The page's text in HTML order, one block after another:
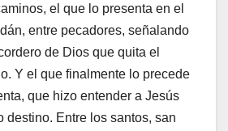
el que lo presenta en el
entre pecadores, señalando
de Dios que quita el
Y el que finalmente lo precede
que hizo entender a Jesús
destino. Entre los santos, san